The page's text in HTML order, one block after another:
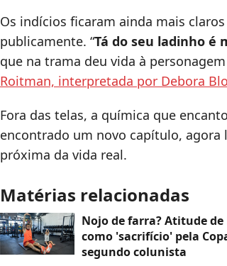
Os indícios ficaram ainda mais
publicamente. “Tá do seu ladinho é
que na trama deu vida à
Roitman, interpretada por Debora
Fora das telas, a química que
encontrado um novo capítulo,
próxima da vida real.
Matérias relacionadas
Nojo de farra? Atitude
como 'sacrifício' pela
segundo colunista